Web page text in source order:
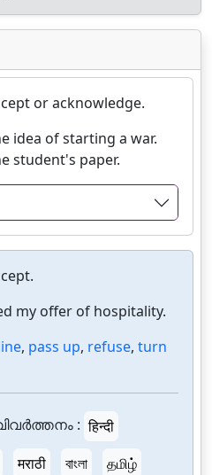
or acknowledge.
idea of starting a war.
student's paper.
my offer of hospitality.
, pass up, refuse, turn
: हिन्दी
मराठी বাংলা
தமிழ்